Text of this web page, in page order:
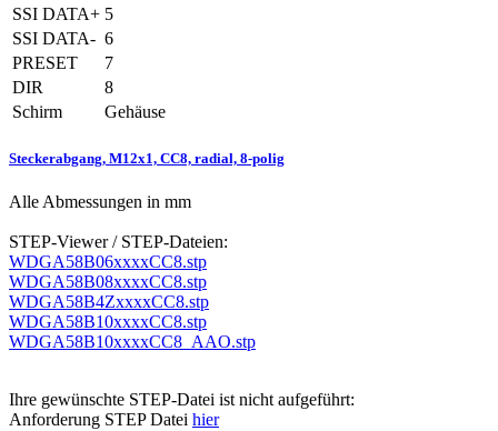
SSI DATA+ 5
SSI DATA- 6
PRESET
7
DIR
8
Schirm
Gehäuse
Steckerabgang, M12x1, CC8, radial, 8-polig
Alle Abmessungen in mm
STEP-Viewer / STEP-Dateien:
WDGA58B06xxxxCC8.stp
WDGA58B08xxxxCC8.stp
WDGA58B4ZxxxxCC8.stp
WDGA58B10xxxxCC8.stp
WDGA58B10xxxxCC8_AAO.stp
Ihre gewünschte STEP-Datei ist nicht aufgeführt:
Anforderung STEP Datei hier